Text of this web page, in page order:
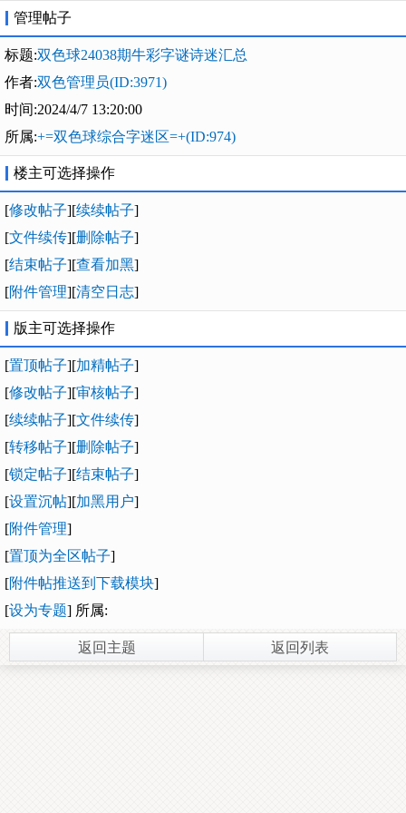
管理帖子
标题:双色球24038期牛彩字谜诗迷汇总
作者:双色管理员(ID:3971)
时间:2024/4/7 13:20:00
所属:+=双色球综合字迷区=+(ID:974)
楼主可选择操作
[修改帖子][续续帖子]
[文件续传][删除帖子]
[结束帖子][查看加黑]
[附件管理][清空日志]
版主可选择操作
[置顶帖子][加精帖子]
[修改帖子][审核帖子]
[续续帖子][文件续传]
[转移帖子][删除帖子]
[锁定帖子][结束帖子]
[设置沉帖][加黑用户]
[附件管理]
[置顶为全区帖子]
[附件帖推送到下载模块]
[设为专题] 所属:
返回主题 返回列表